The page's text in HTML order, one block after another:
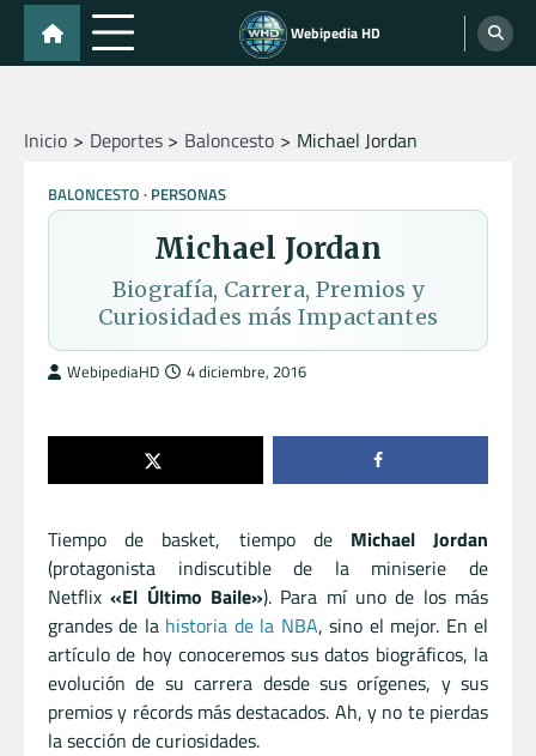
Skip
content
Webipedia HD
Inicio Deportes Baloncesto Michael Jordan
BALONCESTO PERSONAS
Michael Jordan
Biografía, Carrera, Premios y
Curiosidades más Impactantes
WebipediaHD 4 diciembre, 2016
Tiempo de basket, tiempo deMichael Jordan
(protagonista indiscutible de la miniserie de
Netflix«El Último Baile»). Para mí uno de los más
grandes de la historia de la NBA, sino el mejor. En el
artículo de hoy conoceremos sus datos biográficos, la
evolución de su carrera desde sus orígenes, y sus
premios y récords más destacados. Ah, y no te pierdas
la sección de curiosidades.